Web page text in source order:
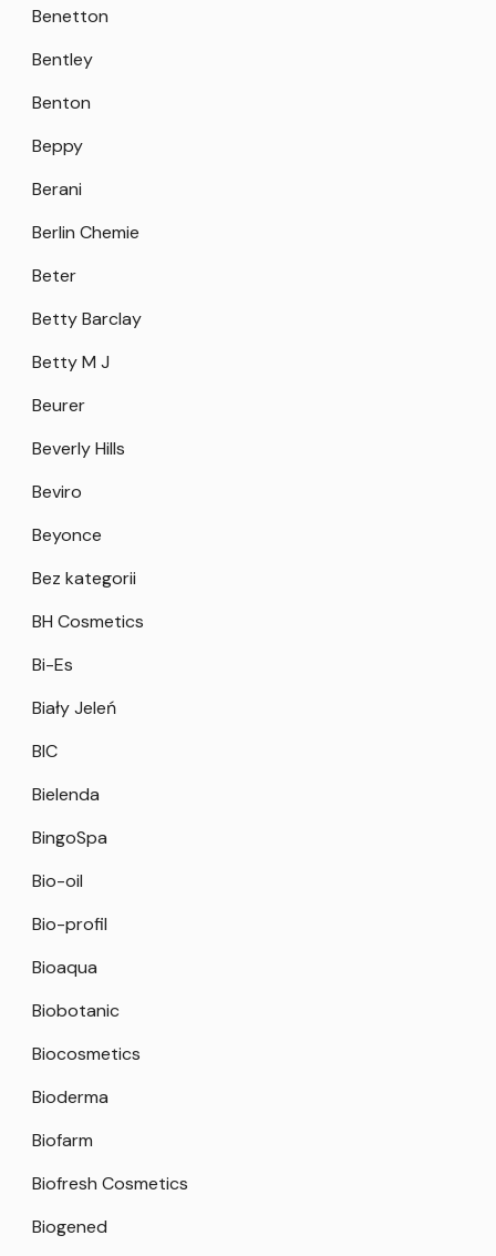
Benetton
Bentley
Benton
Beppy
Berani
Berlin Chemie
Beter
Betty Barclay
Betty M J
Beurer
Beverly Hills
Beviro
Beyonce
Bez kategorii
BH Cosmetics
Bi-Es
Biały Jeleń
BIC
Bielenda
BingoSpa
Bio-oil
Bio-profil
Bioaqua
Biobotanic
Biocosmetics
Bioderma
Biofarm
Biofresh Cosmetics
Biogened